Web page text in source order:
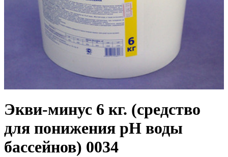
Экви-минус 6 кг. (средство
для понижения pH воды
бассейнов) 0034